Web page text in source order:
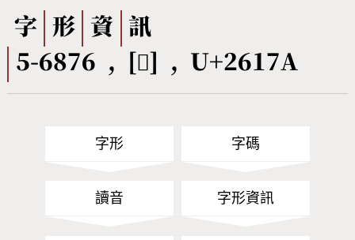
筆順序查詢
CNS查詢 Unicode查詢
字形下載
熱門查詢統計
字 形 資
訊
5-6876 , [𦅺] , U+2617A
字形 字碼
讀音 字形資訊